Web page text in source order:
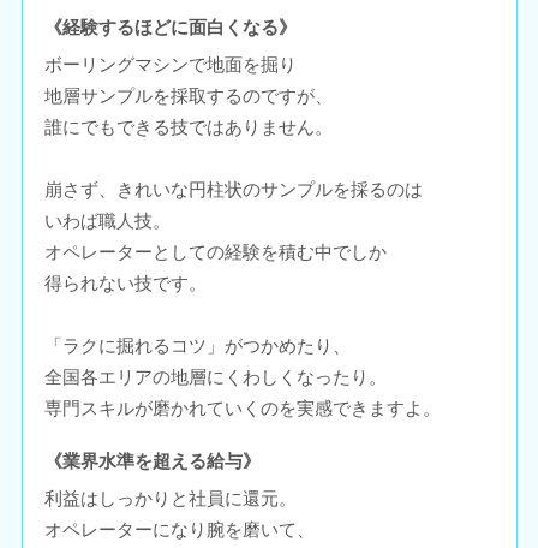
《経験するほどに面白くなる》
ボーリングマシンで地面を掘り
地層サンプルを採取するのですが、
誰にでもできる技ではありません。
崩さず、きれいな円柱状のサンプルを採るのは
いわば職人技。
オペレーターとしての経験を積む中でしか
得られない技です。
「ラクに掘れるコツ」がつかめたり、
全国各エリアの地層にくわしくなったり。
専門スキルが磨かれていくのを実感できますよ。
《業界水準を超える給与》
利益はしっかりと社員に還元。
オペレーターになり腕を磨いて、